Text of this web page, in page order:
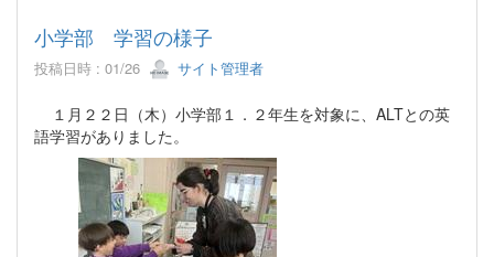
小学部 学習の様子
投稿日時 : 01/26 サイト管理者
１月２２日（木）小学部１．２年生を対象に、ALTとの英
語学習がありました。